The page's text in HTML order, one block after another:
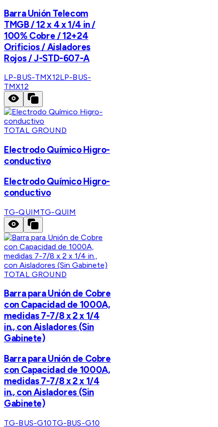
Barra Unión Telecom
TMGB / 12 x 4 x 1/4 in /
100% Cobre / 12+24
Orificios / Aisladores
Rojos / J-STD-607-A
LP-BUS-TMX12LP-BUS-
TMX12
TOTAL GROUND
Electrodo Químico Higro-
conductivo
Electrodo Químico Higro-
conductivo
TG-QUIMTG-QUIM
TOTAL GROUND
Barra para Unión de Cobre
con Capacidad de 1000A,
medidas 7-7/8 x 2 x 1/4
in., con Aisladores (Sin
Gabinete)
Barra para Unión de Cobre
con Capacidad de 1000A,
medidas 7-7/8 x 2 x 1/4
in., con Aisladores (Sin
Gabinete)
TG-BUS-G10TG-BUS-G10